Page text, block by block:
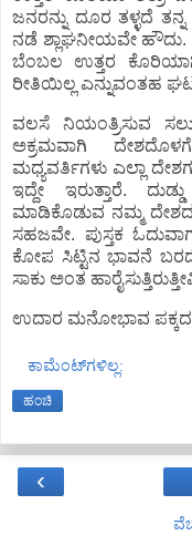
ಜನರನ್ನು ದೂರ ತಳ್ಳದೆ
ನಡೆ ಶ್ಲಾಘನೀಯವೇ ಹೌದು.
ಬೆಂಬಲ ಉತ್ತರ
ರೀತಿಯಿಲ್ಲ ಎನ್ನುವಂತಹ
ವಲಸೆ ನಿಯಂತ್ರಿಸುವ
ಅಕ್ರಮವಾಗಿ
ಮಧ್ಯವರ್ತಿಗಳು ಎಲ್ಲಾ
ಇದ್ದೇ ಇರುತ್ತಾರೆ.
ಮಾಡಿಕೊಡುವ ನಮ್ಮ
ಸಹಜವೇ. ಪುಸ್ತಕ
ಕೋಪ ಸಿಟ್ಟಿನ ಭಾವನೆ
ಸಾಕು ಅಂತ
ಉದಾರ ಮನೋಭಾವ ಪಕ್ಕದ
ಕಾಮೆಂಟ್‌ಗಳಿಲ್ಲ:
ಹಂಚಿ
‹